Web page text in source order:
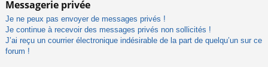
Messagerie privée
Je ne peux pas envoyer de messages privés !
Je continue à recevoir des messages privés non sollicités !
J’ai reçu un courrier électronique indésirable de la part de quelqu’un sur ce
forum !